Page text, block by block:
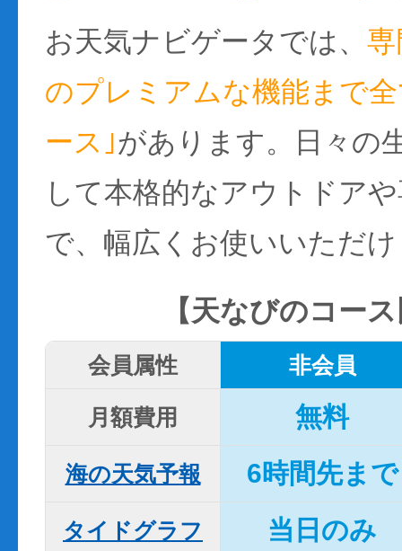
お天気ナビゲータでは、
のプレミアムな機能まで
ース｣があります。日々の
して本格的なアウトドア
で、幅広くお使いいただ
【天なびのコー
会員属性 非会員
月額費用 無料
海の天気予報 6時間先まで
タイドグラフ 当日のみ